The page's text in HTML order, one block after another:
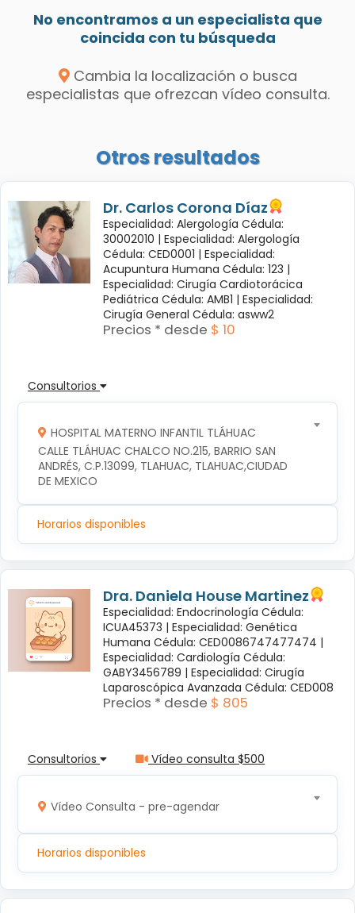
No encontramos a un especialista que
coincida con tu búsqueda
Cambia la localización o busca
especialistas que ofrezcan vídeo consulta.
Otros resultados
Dr. Carlos Corona Díaz
Especialidad: Alergología Cédula:
30002010 | Especialidad: Alergología
Cédula: CED0001 | Especialidad:
Acupuntura Humana Cédula: 123 |
Especialidad: Cirugía Cardiotorácica
Pediátrica Cédula: AMB1 | Especialidad:
Cirugía General Cédula: asww2
Precios * desde $ 10
Consultorios
HOSPITAL MATERNO INFANTIL TLÁHUAC
CALLE TLÁHUAC CHALCO NO.215, BARRIO SAN
ANDRÉS, C.P.13099, TLAHUAC, TLAHUAC,CIUDAD
DE MEXICO
Horarios disponibles
Dra. Daniela House Martinez
Especialidad: Endocrinología Cédula:
ICUA45373 | Especialidad: Genética
Humana Cédula: CED0086747477474 |
Especialidad: Cardiología Cédula:
GABY3456789 | Especialidad: Cirugía
Laparoscópica Avanzada Cédula: CED008
Precios * desde $ 805
Consultorios Vídeo consulta $500
Vídeo Consulta - pre-agendar
Horarios disponibles